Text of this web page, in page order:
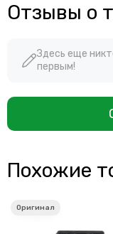
Отзывы о
Здесь еще
первым!
Похожие